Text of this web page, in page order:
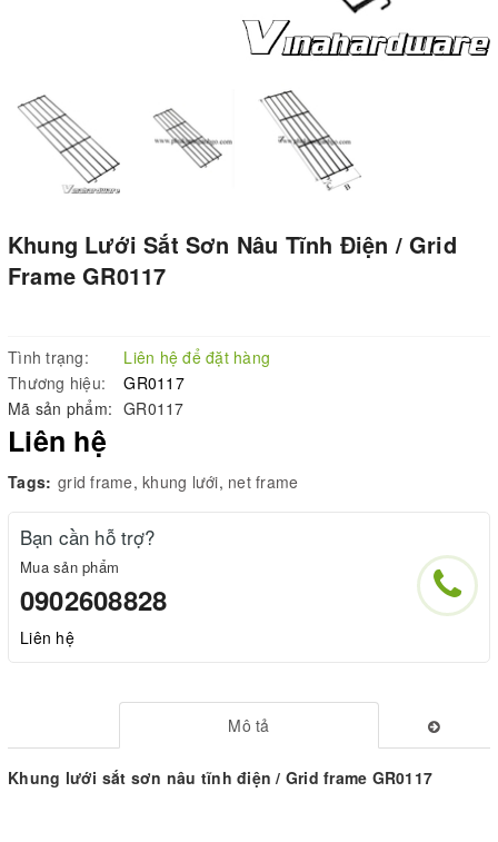
Khung Lưới Sắt Sơn Nâu Tĩnh Điện / Grid
Frame GR0117
Tình trạng:
Liên hệ để đặt hàng
Thương hiệu:
GR0117
Mã sản phẩm: GR0117
Liên hệ
Tags: grid frame, khung lưới, net frame
Bạn cần hỗ trợ?
Mua sản phẩm
0902608828
Liên hệ
Mô tả
Khung lưới sắt sơn nâu tĩnh điện / Grid frame GR0117